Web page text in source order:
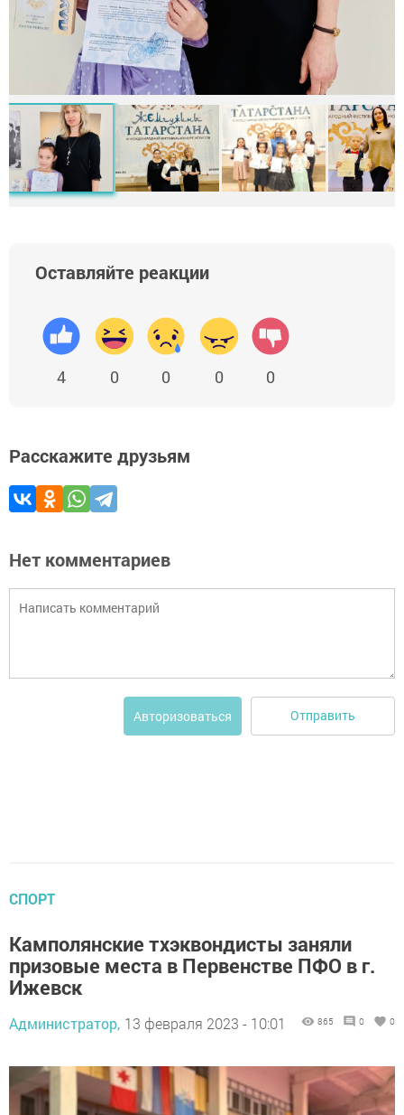
Оставляйте реакции
4 0 0 0 0
Расскажите друзьям
Нет комментариев
Авторизоваться Отправить
СПОРТ
Камполянские тхэквондисты заняли
призовые места в Первенстве ПФО в г.
Ижевск
Администратор, 13 февраля 2023 - 10:01 865 0 0